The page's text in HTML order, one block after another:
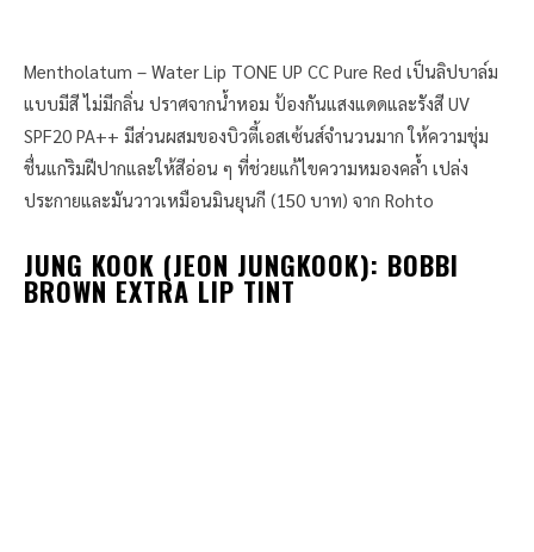
Mentholatum – Water Lip TONE UP CC Pure Red เป็นลิปบาล์ม
แบบมีสี ไม่มีกลิ่น ปราศจากน้ำหอม ป้องกันแสงแดดและรังสี UV
SPF20 PA++ มีส่วนผสมของบิวตี้เอสเซ้นส์จำนวนมาก ให้ความชุ่ม
ชื่นแก่ริมฝีปากและให้สีอ่อน ๆ ที่ช่วยแก้ไขความหมองคล้ำ เปล่ง
ประกายและมันวาวเหมือนมินยุนกี (150 บาท) จาก Rohto
JUNG KOOK (JEON JUNGKOOK): BOBBI
BROWN EXTRA LIP TINT